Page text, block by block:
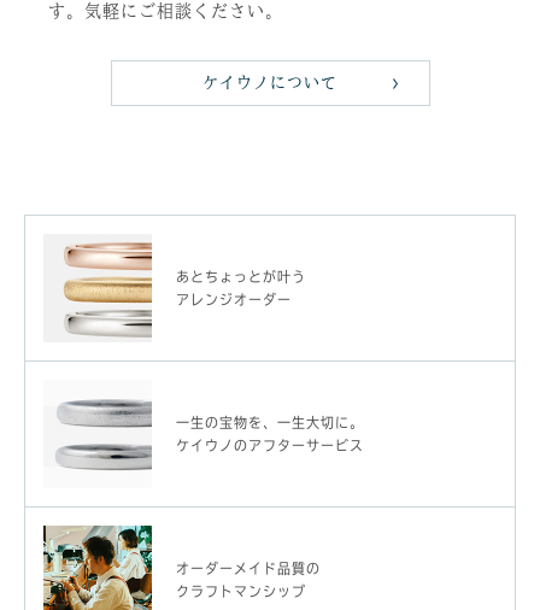
す。気軽にご相談ください。
ケイウノについて
あとちょっとが叶う
アレンジオーダー
一生の宝物を、一生大切に。
ケイウノのアフターサービス
オーダーメイド品質の
クラフトマンシップ